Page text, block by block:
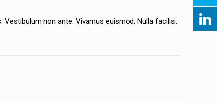
non ante. Vivamus euismod. Nulla facilisi.